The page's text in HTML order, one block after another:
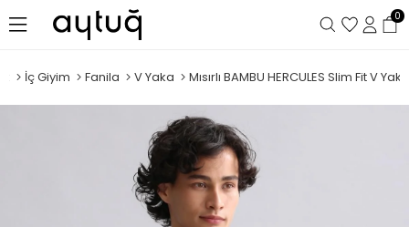
0
İç Giyim Fanila V Yaka